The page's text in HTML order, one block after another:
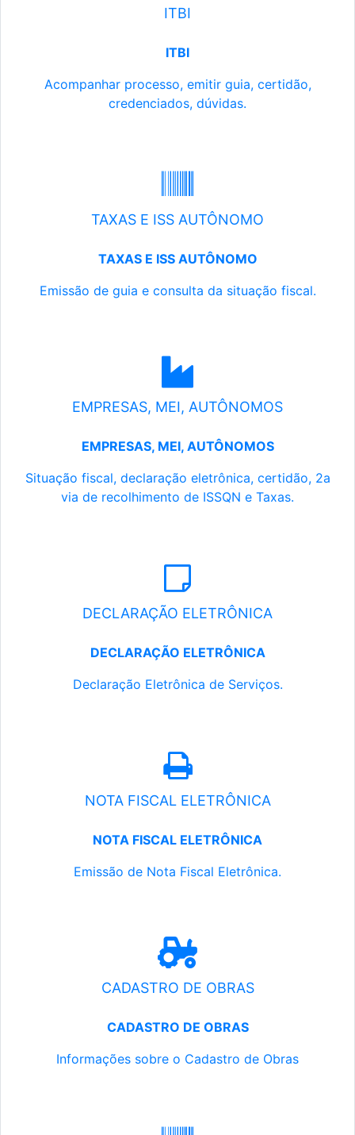
ITBI
ITBI
Acompanhar processo, emitir guia, certidão,
credenciados, dúvidas.
TAXAS E ISS AUTÔNOMO
TAXAS E ISS AUTÔNOMO
Emissão de guia e consulta da situação fiscal.
EMPRESAS, MEI, AUTÔNOMOS
EMPRESAS, MEI, AUTÔNOMOS
Situação fiscal, declaração eletrônica, certidão, 2a
via de recolhimento de ISSQN e Taxas.
DECLARAÇÃO ELETRÔNICA
DECLARAÇÃO ELETRÔNICA
Declaração Eletrônica de Serviços.
NOTA FISCAL ELETRÔNICA
NOTA FISCAL ELETRÔNICA
Emissão de Nota Fiscal Eletrônica.
CADASTRO DE OBRAS
CADASTRO DE OBRAS
Informações sobre o Cadastro de Obras